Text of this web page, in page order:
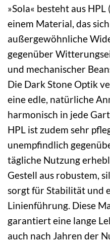
»Sola« besteht aus
einem Material, das
außergewöhnliche
gegenüber
und mechanischer
Die Dark Stone Optik
eine edle, natürliche
harmonisch in jede
HPL ist zudem sehr
unempfindlich
tägliche Nutzung
Gestell aus robustem,
sorgt für Stabilität und
Linienführung. Diese
garantiert eine lange
auch nach Jahren der